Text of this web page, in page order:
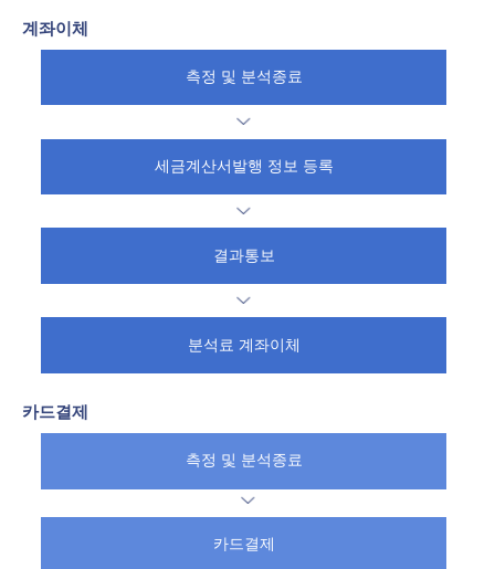
계좌이체
측정 및 분석종료
세금계산서발행 정보 등록
결과통보
분석료 계좌이체
카드결제
측정 및 분석종료
카드결제